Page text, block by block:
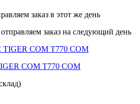
заказ в этот же день
отправляем заказ на следующий день
COM T770 COM